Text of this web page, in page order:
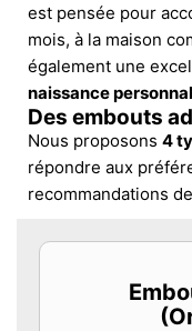
est pensée pour
mois, à la maison
également une
naissance
Des embouts
Nous proposons 4
répondre aux
recommandations